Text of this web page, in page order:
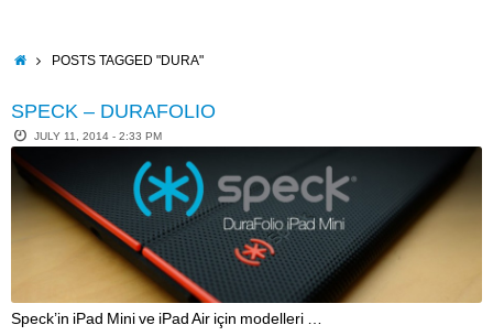
contentHOMEPOSTS TAGGED "DURA"
SPECK – DURAFOLIO
JULY 11, 2014 - 2:33 PM
Speck’in iPad Mini ve iPad Air için modelleri …